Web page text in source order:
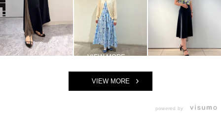
VIEW MORE
powered by